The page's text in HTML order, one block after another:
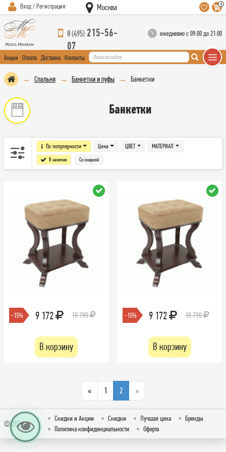
Вход / Регистрация Москва 0
8 (495) 215-56-
07
ежедневно с 09:00 до 21:00
Акции Оплата Доставка Контакты
Спальня Банкетки и пуфы Банкетки
Банкетки
По популярности Цена
В наличии Со скидкой
ЦВЕТ МАТЕРИАЛ
-15% 9 172 10 790
В корзину
-15% 9 172 10 790
В корзину
« 1 2 »
© 2026
Скидки и Акции Скидки Лучшая цена
Бренды
Политика конфиденциальности
Оферта